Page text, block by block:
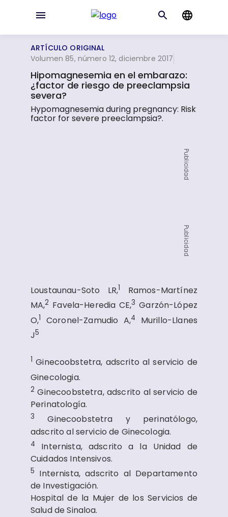
ARTÍCULO ORIGINAL
Volumen 85, número 12, diciembre 2017
Hipomagnesemia en el embarazo:
¿factor de riesgo de preeclampsia
severa?
Hypomagnesemia during pregnancy: Risk
factor for severe preeclampsia?.
Publicidad
Publicidad
Loustaunau-Soto LR,1
Ramos-Martínez
MA,2 Favela-Heredia CE,3 Garzón-López
O,1 Coronel-Zamudio A,4
Murillo-Llanes
J5
1Ginecoobstetra, adscrito al servicio de
Ginecologia.
2Ginecoobstetra, adscrito al servicio de
Perinatología.
3Ginecoobstetra y perinatólogo,
adscrito al servicio de Ginecologia.
4 Internista, adscrito a la Unidad de
Cuidados Intensivos.
5 Internista, adscrito al Departamento
de Investigación.
Hospital de la Mujer de los Servicios de
Salud de Sinaloa.